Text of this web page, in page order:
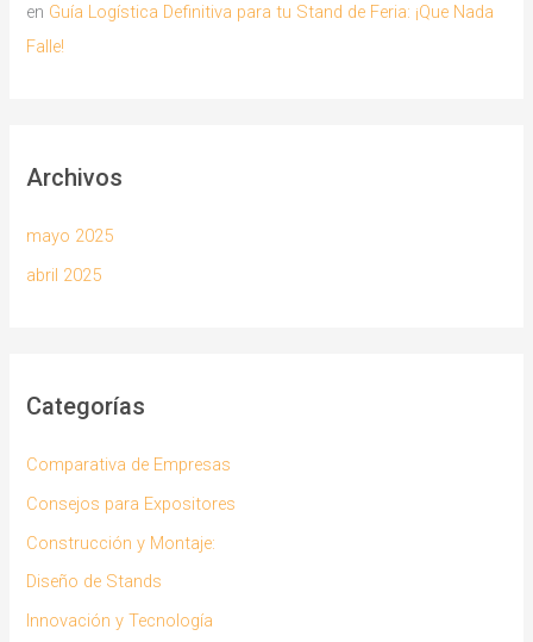
en Guía Logística Definitiva para tu Stand de Feria: ¡Que Nada
Falle!
Archivos
mayo 2025
abril 2025
Categorías
Comparativa de Empresas
Consejos para Expositores
Construcción y Montaje:
Diseño de Stands
Innovación y Tecnología